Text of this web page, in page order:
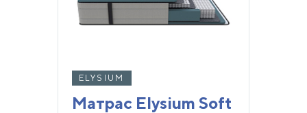
ELYSIUM
Матрас Elysium Soft